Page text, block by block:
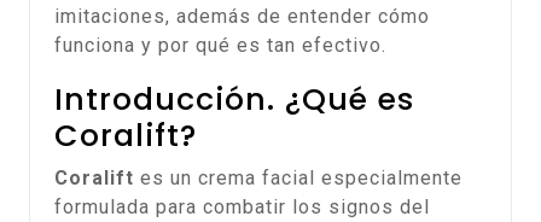
imitaciones, además de entender cómo
funciona y por qué es tan efectivo.
Introducción. ¿Qué es
Coralift?
Coralift es un crema facial especialmente
formulada para combatir los signos del